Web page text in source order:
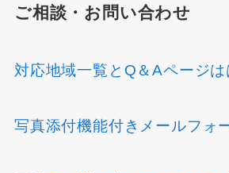
ご相談・お問い合わせ
対応地域一覧とQ＆Aページは
写真添付機能付きメールフォ